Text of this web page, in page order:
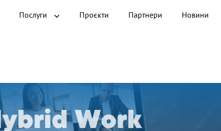
Послуги Проєкти Партнери Новини